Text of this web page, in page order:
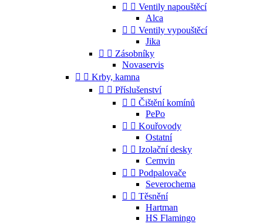
  Ventily napouštěcí
Alca
  Ventily vypouštěcí
Jika
  Zásobníky
Novaservis
  Krby, kamna
  Příslušenství
  Čištění komínů
PePo
  Kouřovody
Ostatní
  Izolační desky
Cemvin
  Podpalovače
Severochema
  Těsnění
Hartman
HS Flamingo